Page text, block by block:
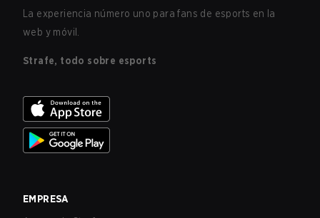
La experiencia número uno para fans de esports en la
web y móvil.
Strafe, todo sobre esports
EMPRESA